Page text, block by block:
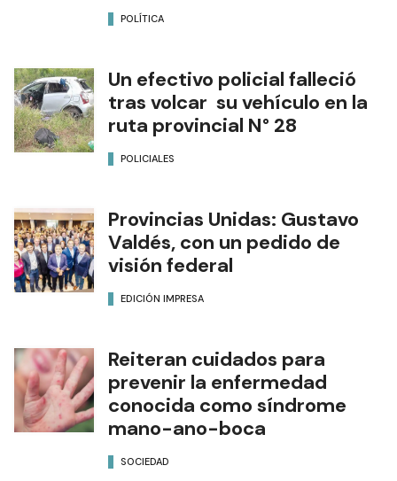
POLÍTICA
Un efectivo policial falleció
tras volcar su vehículo en la
ruta provincial N° 28
POLICIALES
Provincias Unidas: Gustavo
Valdés, con un pedido de
visión federal
EDICIÓN IMPRESA
Reiteran cuidados para
prevenir la enfermedad
conocida como síndrome
mano-ano-boca
SOCIEDAD